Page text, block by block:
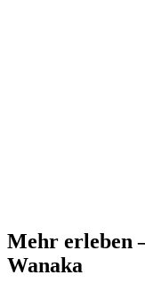
Mehr erleben
Wanaka